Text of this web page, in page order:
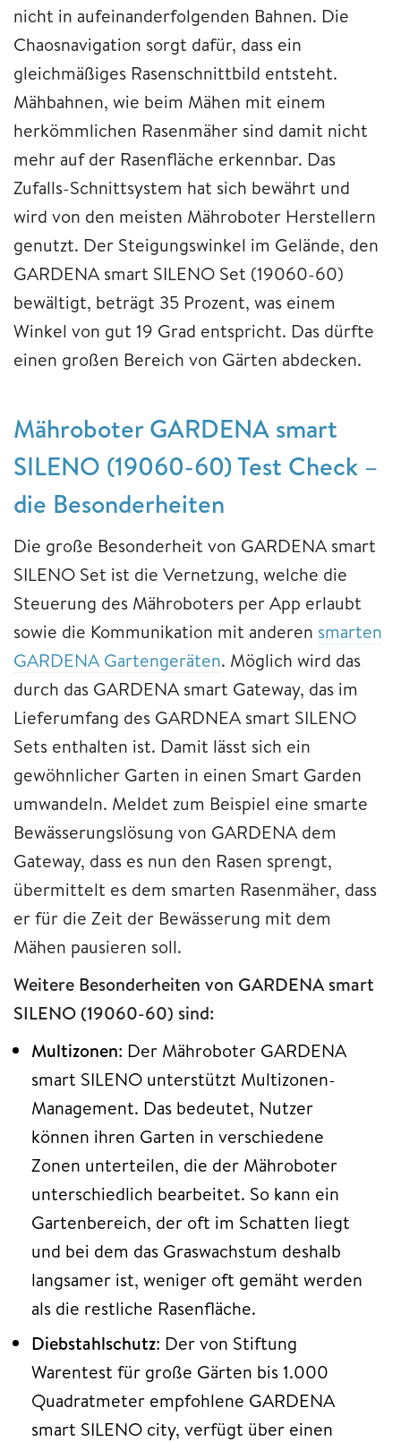
nicht in aufeinanderfolgenden Bahnen. Die
Chaosnavigation sorgt dafür, dass ein
gleichmäßiges Rasenschnittbild entsteht.
Mähbahnen, wie beim Mähen mit einem
herkömmlichen Rasenmäher sind damit nicht
mehr auf der Rasenfläche erkennbar. Das
Zufalls-Schnittsystem hat sich bewährt und
wird von den meisten Mähroboter Herstellern
genutzt. Der Steigungswinkel im Gelände, den
GARDENA smart SILENO Set (19060-60)
bewältigt, beträgt 35 Prozent, was einem
Winkel von gut 19 Grad entspricht. Das dürfte
einen großen Bereich von Gärten abdecken.
Mähroboter GARDENA smart
SILENO (19060-60) Test Check –
die Besonderheiten
Die große Besonderheit von GARDENA smart
SILENO Set ist die Vernetzung, welche die
Steuerung des Mähroboters per App erlaubt
sowie die Kommunikation mit anderen smarten
GARDENA Gartengeräten. Möglich wird das
durch das GARDENA smart Gateway, das im
Lieferumfang des GARDNEA smart SILENO
Sets enthalten ist. Damit lässt sich ein
gewöhnlicher Garten in einen Smart Garden
umwandeln. Meldet zum Beispiel eine smarte
Bewässerungslösung von GARDENA dem
Gateway, dass es nun den Rasen sprengt,
übermittelt es dem smarten Rasenmäher, dass
er für die Zeit der Bewässerung mit dem
Mähen pausieren soll.
Weitere Besonderheiten von GARDENA smart
SILENO (19060-60) sind:
Multizonen: Der Mähroboter GARDENA
smart SILENO unterstützt Multizonen-
Management. Das bedeutet, Nutzer
können ihren Garten in verschiedene
Zonen unterteilen, die der Mähroboter
unterschiedlich bearbeitet. So kann ein
Gartenbereich, der oft im Schatten liegt
und bei dem das Graswachstum deshalb
langsamer ist, weniger oft gemäht werden
als die restliche Rasenfläche.
Diebstahlschutz: Der von Stiftung
Warentest für große Gärten bis 1.000
Quadratmeter empfohlene GARDENA
smart SILENO city, verfügt über einen